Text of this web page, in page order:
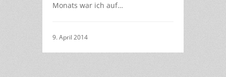
Monats war ich auf…
9. April 2014